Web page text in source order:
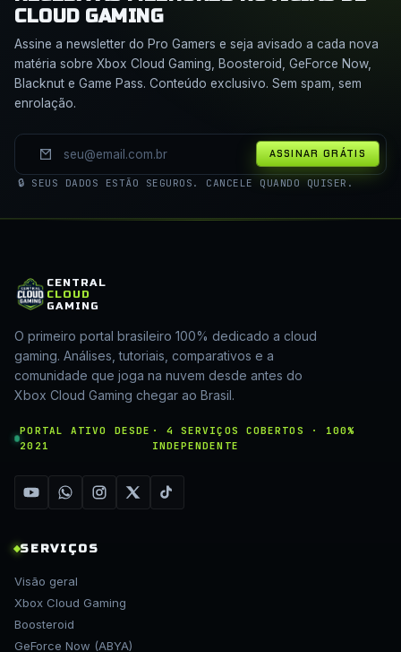
CLOUD GAMING
Assine a newsletter do Pro Gamers e seja avisado a cada nova
matéria sobre Xbox Cloud Gaming, Boosteroid, GeForce Now,
Blacknut e Game Pass. Conteúdo exclusivo. Sem spam, sem
enrolação.
ASSINAR GRÁTIS
🔒 SEUS DADOS ESTÃO SEGUROS. CANCELE QUANDO QUISER.
CENTRAL
CLOUD
GAMING
O primeiro portal brasileiro 100% dedicado a cloud
gaming. Análises, tutoriais, comparativos e a
comunidade que joga na nuvem desde antes do
Xbox Cloud Gaming chegar ao Brasil.
PORTAL ATIVO DESDE
2021
· 4 SERVIÇOS COBERTOS · 100%
INDEPENDENTE
SERVIÇOS
Visão geral
Xbox Cloud Gaming
Boosteroid
GeForce Now (ABYA)